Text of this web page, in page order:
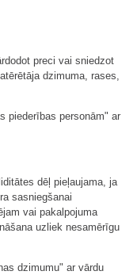
preci vai sniedzot
dzimuma, rases,
piederības personām" ar
dēļ pieļaujama, ja
sasniegšanai
vai pakalpojuma
uzliek nesamērīgu
dzimumu" ar vārdu